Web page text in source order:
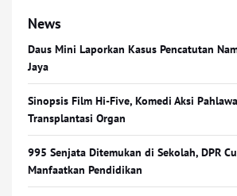
News
Daus Mini Laporkan Kasus Pencatutan
Jaya
Sinopsis Film Hi-Five, Komedi Aksi
Transplantasi Organ
995 Senjata Ditemukan di Sekolah, DPR
Manfaatkan Pendidikan